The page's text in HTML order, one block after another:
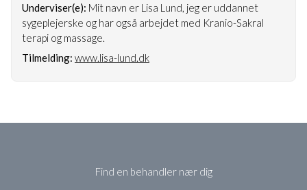
Underviser(e): Mit navn er Lisa Lund, jeg er uddannet
sygeplejerske og har også arbejdet med Kranio-Sakral
terapi og massage.
Tilmelding: www.lisa-lund.dk
Find en behandler nær dig